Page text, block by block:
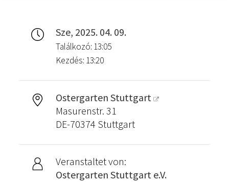
Sze, 2025. 04. 09.
Találkozó: 13:05
Kezdés: 13:20
Ostergarten Stuttgart
Masurenstr. 31
DE-70374 Stuttgart
Veranstaltet von:
Ostergarten Stuttgart e.V.